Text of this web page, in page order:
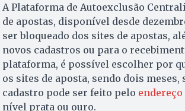
A Plataforma de Autoexclusão
de apostas, disponível desde
ser bloqueado dos sites de apostas,
novos cadastros ou para o
plataforma, é possível escolher por
os sites de aposta, sendo dois
cadastro pode ser feito pelo
nível prata ou ouro.